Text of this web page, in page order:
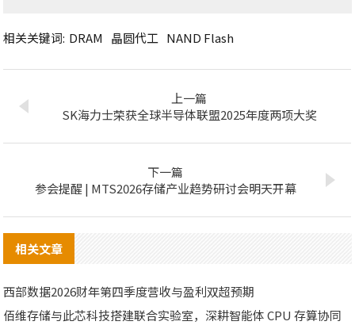
相关关键词: DRAM 晶圆代工 NAND Flash
上一篇
SK海力士荣获全球半导体联盟2025年度两项大奖
下一篇
参会提醒 | MTS2026存储产业趋势研讨会明天开幕
相关文章
西部数据2026财年第四季度营收与盈利双超预期
佰维存储与此芯科技搭建联合实验室，深耕智能体 CPU 存算协同